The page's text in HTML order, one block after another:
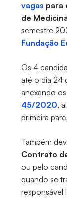
vagas para
de Medicina
semestre
Fundação
Os 4
até o dia 24
anexando
45/2020,
primeira
Também
Contrato
ou pelo
quando se
responsável